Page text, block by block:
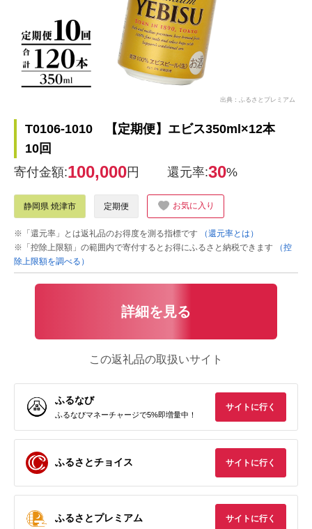
出典：ふるさとプレミアム
T0106-1010 【定期便】エビス350ml×12本
10回
寄付金額:100,000円 還元率:30%
静岡県 焼津市 定期便 お気に入り
※「還元率」とは返礼品のお得度を測る指標です
（還元率とは）
※「控除上限額」の範囲内で寄付するとお得にふるさと納税できます
（控
除上限額を調べる）
詳細を見る
この返礼品の取扱いサイト
ふるなび
ふるなびマネーチャージで5%即増量中！
サイトに行く
ふるさとチョイス サイトに行く
ふるさとプレミアム サイトに行く